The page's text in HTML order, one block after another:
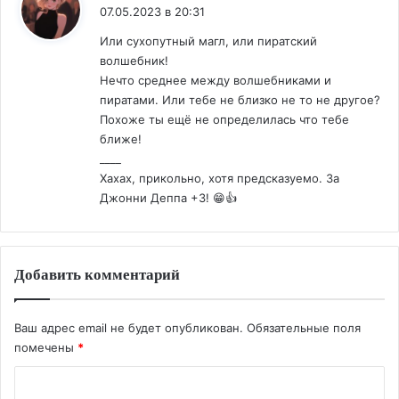
07.05.2023 в 20:31
Или сухопутный магл, или пиратский
волшебник!
Нечто среднее между волшебниками и
пиратами. Или тебе не близко не то не другое?
Похоже ты ещё не определилась что тебе
ближе!
Хахах, прикольно, хотя предсказуемо. За
Джонни Деппа +3! 😁👍
Добавить комментарий
Ваш адрес email не будет опубликован. Обязательные поля
помечены *